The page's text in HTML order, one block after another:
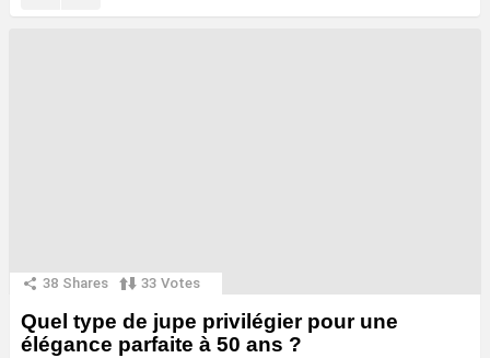
38 Shares 33 Votes
Quel type de jupe privilégier pour une
élégance parfaite à 50 ans ?